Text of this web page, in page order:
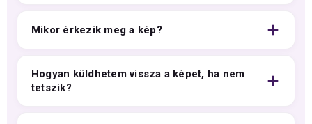
Mikor érkezik meg a kép?
Hogyan küldhetem vissza a képet, ha nem
tetszik?